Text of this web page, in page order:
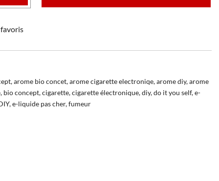
,arome bio concet,arome cigarette electroniqe,arome diy,arome
, bio concept,cigarette,cigarette électronique,diy,do it you self,e-
,e-liquide pas cher,fumeur